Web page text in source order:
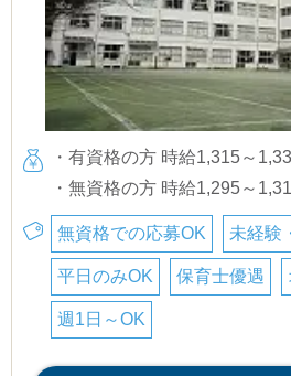
・有資格の方 時給1,315～
・無資格の方 時給1,295～
無資格での応募OK 未経験
平日のみOK 保育士優遇
週1日～OK